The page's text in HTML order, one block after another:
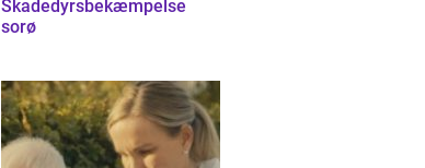
Skadedyrsbekæmpelse
sorø